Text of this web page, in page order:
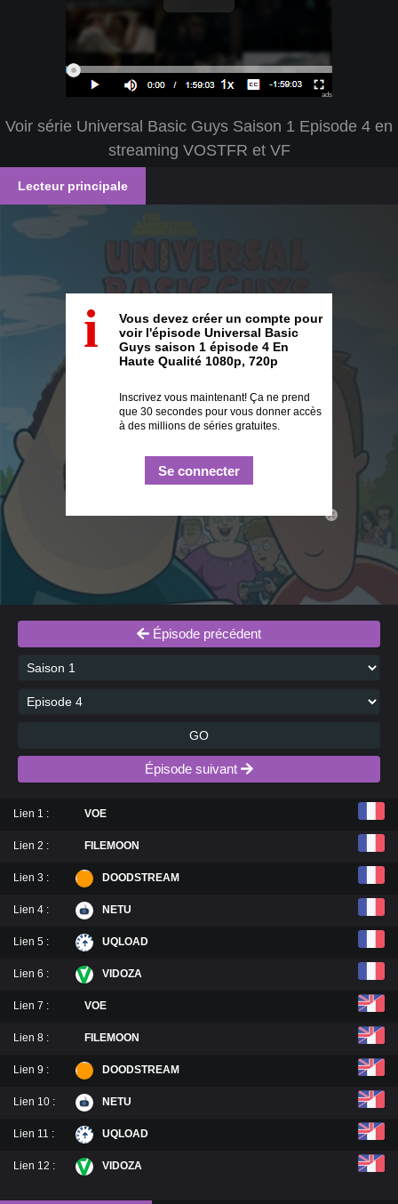
ads
Voir série Universal Basic Guys Saison 1 Episode 4 en
streaming VOSTFR et VF
Lecteur principale
close
i
Vous devez créer un compte pour
voir l'épisode Universal Basic
Guys saison 1 épisode 4 En
Haute Qualité 1080p, 720p
Inscrivez vous maintenant! Ça ne prend
que 30 secondes pour vous donner accès
à des millions de séries gratuites.
Se connecter
Épisode précédent
GO
Épisode suivant
Lien 1 : VOE
Lien 2 : FILEMOON
Lien 3 : DOODSTREAM
Lien 4 : NETU
Lien 5 : UQLOAD
Lien 6 : VIDOZA
Lien 7 : VOE
Lien 8 : FILEMOON
Lien 9 : DOODSTREAM
Lien 10 : NETU
Lien 11 : UQLOAD
Lien 12 : VIDOZA